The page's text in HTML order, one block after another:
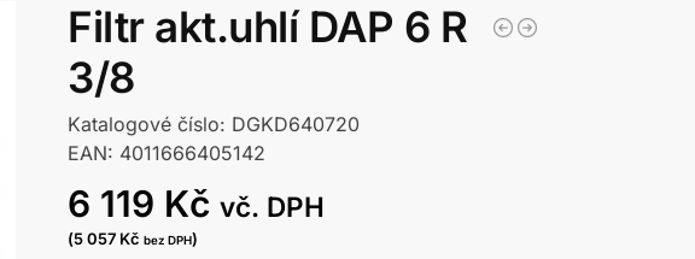
Filtr akt.uhlí DAP 6 R
3/8
Katalogové číslo: DGKD640720
EAN: 4011666405142
6 119 Kč vč. DPH
(5 057 Kč bez DPH)